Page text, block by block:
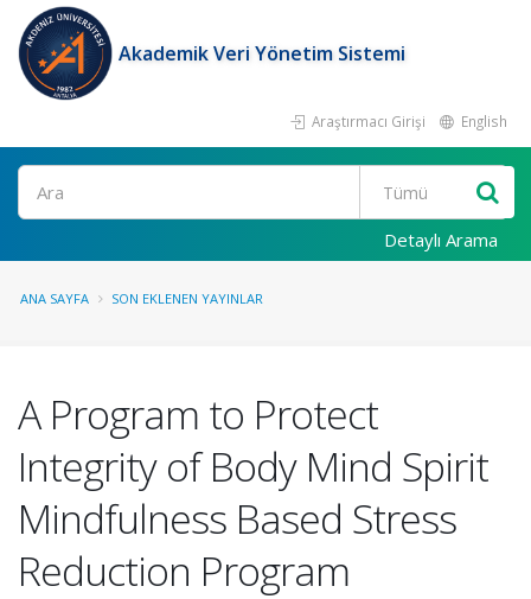
Akademik Veri Yönetim Sistemi
Araştırmacı Girişi English
Ara
Detaylı Arama
ANA SAYFA SON EKLENEN YAYINLAR
A Program to Protect
Integrity of Body Mind Spirit
Mindfulness Based Stress
Reduction Program